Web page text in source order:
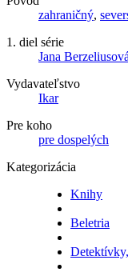
zahraničný,
1. diel série
Jana Berzeliusová
Vydavateľstvo
Ikar
Pre koho
pre dospelých
Kategorizácia
Knihy
Beletria